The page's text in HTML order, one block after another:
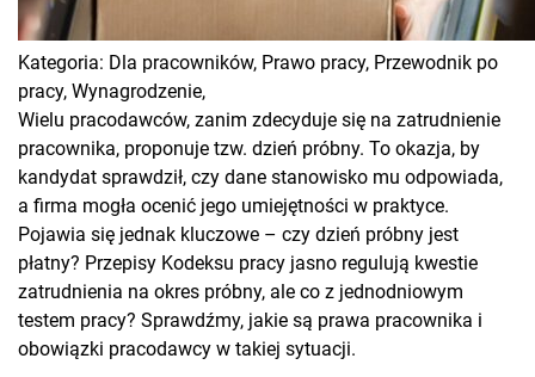
Kategoria: Dla pracowników, Prawo pracy, Przewodnik po
pracy, Wynagrodzenie,
Wielu pracodawców, zanim zdecyduje się na zatrudnienie
pracownika, proponuje tzw. dzień próbny. To okazja, by
kandydat sprawdził, czy dane stanowisko mu odpowiada,
a firma mogła ocenić jego umiejętności w praktyce.
Pojawia się jednak kluczowe – czy dzień próbny jest
płatny? Przepisy Kodeksu pracy jasno regulują kwestie
zatrudnienia na okres próbny, ale co z jednodniowym
testem pracy? Sprawdźmy, jakie są prawa pracownika i
obowiązki pracodawcy w takiej sytuacji.